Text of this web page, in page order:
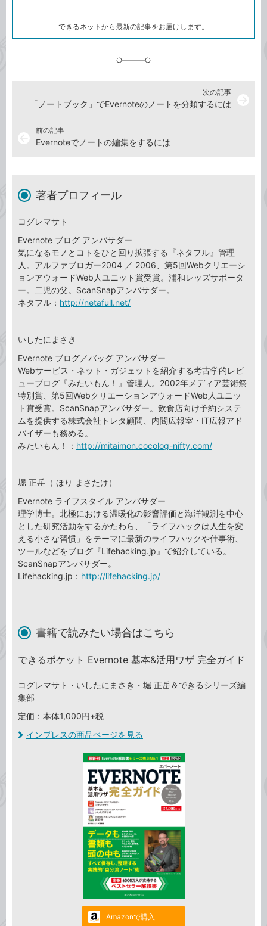
ク
できるネットから最新の記事をお届けします。
前の記事
Evernoteでノートの編集をするには
次の記事
「ノートブック」でEvernoteのノートを分類するには
著者プロフィール
コグレマサト
Evernote ブログ アンバサダー
気になるモノとコトをひと回り拡張する『ネタフル』管理
人。アルファブロガー2004 ／ 2006、第5回Webクリエーシ
ョンアウォードWeb人ユニット賞受賞。浦和レッズサポータ
ー。二児の父。ScanSnapアンバサダー。
ネタフル： http://netafull.net/
いしたにまさき
Evernote ブログ／バッグ アンバサダー
Webサービス・ネット・ガジェットを紹介する考古学的レビ
ューブログ『みたいもん！』管理人。2002年メディア芸術祭
特別賞、第5回WebクリエーションアウォードWeb人ユニッ
ト賞受賞。ScanSnapアンバサダー。飲食店向け予約システ
ムを提供する株式会社トレタ顧問、内閣広報室・IT広報アド
バイザーも務める。
みたいもん！： http://mitaimon.cocolog-nifty.com/
堀 正岳（ ほり まさたけ）
Evernote ライフスタイル アンバサダー
理学博士。北極における温暖化の影響評価と海洋観測を中心
とした研究活動をするかたわら、「ライフハックは人生を変
える小さな習慣」をテーマに最新のライフハックや仕事術、
ツールなどをブログ『Lifehacking.jp』で紹介している。
ScanSnapアンバサダー。
Lifehacking.jp： http://lifehacking.jp/
書籍で読みたい場合はこちら
できるポケット Evernote 基本&活用ワザ 完全ガイド
コグレマサト・いしたにまさき・堀 正岳＆できるシリーズ編
集部
定価：本体1,000円+税
インプレスの商品ページを見る
Amazonで購入